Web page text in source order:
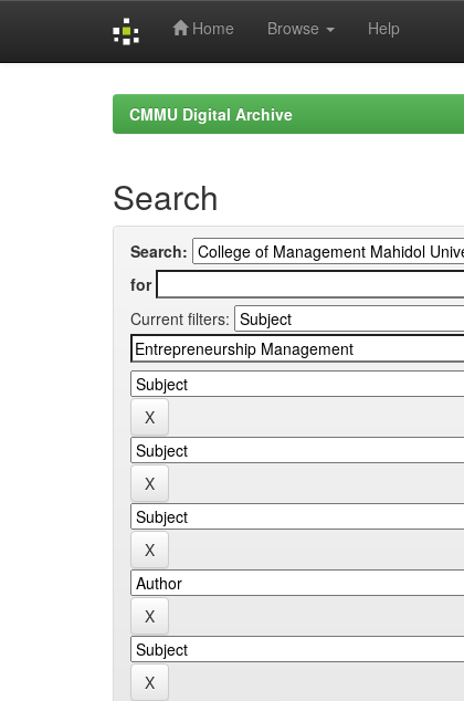
Home Browse Help
CMMU Digital Archive
Search
Search:
for
Current filters: